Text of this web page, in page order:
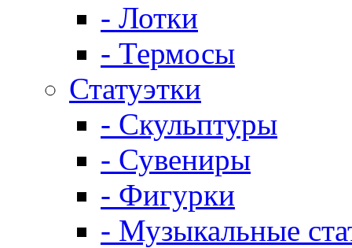
- Лотки
- Термосы
Статуэтки
- Скульптуры
- Сувениры
- Фигурки
- Музыкальные